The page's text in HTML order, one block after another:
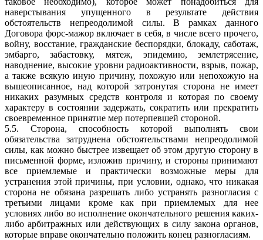
наверстывания упущенного в результате действия
обстоятельств непреодолимой силы. В рамках данного
Договора форс-мажор включает в себя, в числе всего прочего,
войну, восстание, гражданские беспорядки, блокаду, саботаж,
эмбарго, забастовку, мятеж, эпидемию, землетрясение,
наводнение, высокие уровни радиоактивности, взрыв, пожар,
а также всякую иную причину, похожую или непохожую на
вышеописанное, над которой затронутая сторона не имеет
никаких разумных средств контроля и которая по своему
характеру в состоянии задержать, сократить или прекратить
своевременное принятие мер потерпевшей стороной.
5.5. Сторона, способность которой выполнять свои
обязательства затруднена обстоятельствами непреодолимой
силы, как можно быстрее извещает об этом другую сторону в
письменной форме, изложив причину, и стороны принимают
все приемлемые и практически возможные меры для
устранения этой причины, при условии, однако, что никакая
сторона не обязана разрешать либо устранять разногласия с
третьими лицами кроме как при приемлемых для нее
условиях либо во исполнение окончательного решения каких-
либо арбитражных или действующих в силу закона органов,
которые вправе окончательно положить конец разногласиям.